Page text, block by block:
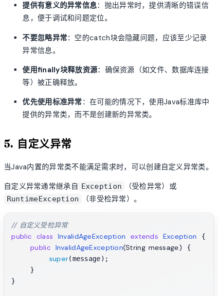
提供有意义的异常信息：抛出异常时，提供清晰的错误信
息，便于调试和问题定位。
不要忽略异常：空的catch块会隐藏问题，应该至少记录
异常信息。
使用finally块释放资源：确保资源（如文件、数据库连接
等）被正确释放。
优先使用标准异常：在可能的情况下，使用Java标准库中
提供的异常类，而不是创建新的异常类。
5. 自定义异常
当Java内置的异常类不能满足需求时，可以创建自定义异常类。
自定义异常通常继承自 Exception （受检异常）或
RuntimeException （非受检异常）。
// 自定义受检异常
public class InvalidAgeException extends Exception {
public InvalidAgeException(String message) {
super(message);
    }
}